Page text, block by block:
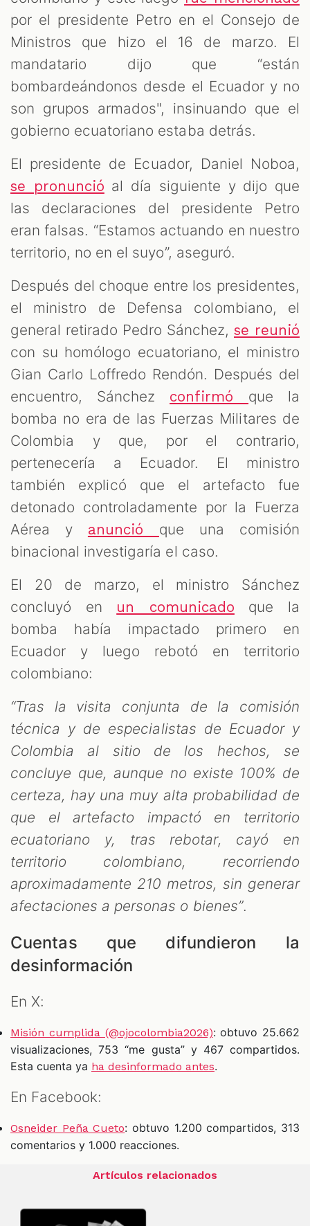
por el presidente Petro en el Consejo de
Ministros que hizo el 16 de marzo. El
mandatario dijo que “están
bombardeándonos desde el Ecuador y no
son grupos armados", insinuando que el
gobierno ecuatoriano estaba detrás.
El presidente de Ecuador, Daniel Noboa,
se pronunció al día siguiente y dijo que
las declaraciones del presidente Petro
eran falsas. “Estamos actuando en nuestro
territorio, no en el suyo”, aseguró.
Después del choque entre los presidentes,
el ministro de Defensa colombiano, el
general retirado Pedro Sánchez, se reunió
con su homólogo ecuatoriano, el ministro
Gian Carlo Loffredo Rendón. Después del
encuentro, Sánchez confirmó que la
bomba no era de las Fuerzas Militares de
Colombia y que, por el contrario,
pertenecería a Ecuador. El ministro
también explicó que el artefacto fue
detonado controladamente por la Fuerza
Aérea y anunció que una comisión
binacional investigaría el caso.
El 20 de marzo, el ministro Sánchez
concluyó en un comunicado que la
bomba había impactado primero en
Ecuador y luego rebotó en territorio
colombiano:
“Tras la visita conjunta de la comisión
técnica y de especialistas de Ecuador y
Colombia al sitio de los hechos, se
concluye que, aunque no existe 100% de
certeza, hay una muy alta probabilidad de
que el artefacto impactó en territorio
ecuatoriano y, tras rebotar, cayó en
territorio colombiano, recorriendo
aproximadamente 210 metros, sin generar
afectaciones a personas o bienes”.
Cuentas que difundieron la
desinformación
En X:
Misión cumplida (@ojocolombia2026): obtuvo 25.662
visualizaciones, 753 “me gusta” y 467 compartidos.
Esta cuenta ya ha desinformado antes.
En Facebook:
Osneider Peña Cueto: obtuvo 1.200 compartidos, 313
comentarios y 1.000 reacciones.
Artículos relacionados